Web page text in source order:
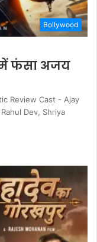
Bollywood
में फंसा अजय
Review Cast - Ajay
Dev, Shriya